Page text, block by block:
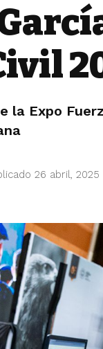
la Expo
26 abril, 2025